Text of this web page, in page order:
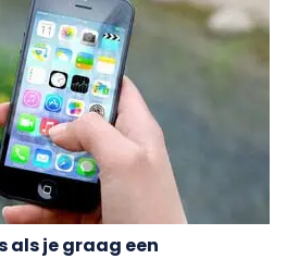
als je graag een